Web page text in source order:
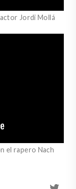
Jordi Mollá
el rapero Nach